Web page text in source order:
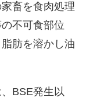
畜を食肉処理
不可食部位
肪を溶かし油
BSE発生以